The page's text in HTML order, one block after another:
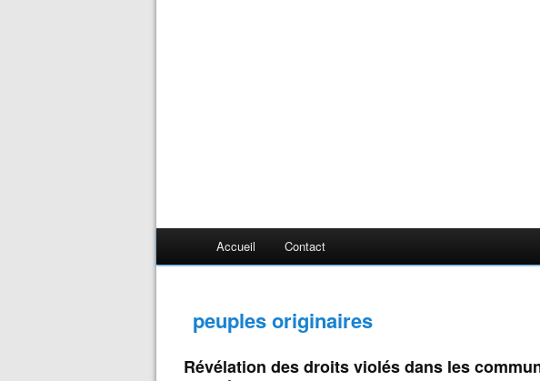
Accueil Contact
peuples originaires
Révélation des droits violés dans les